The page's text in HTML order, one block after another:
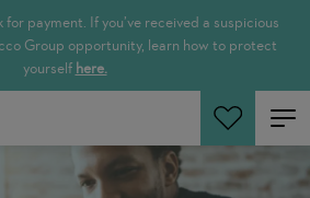
for payment. If you’ve received a suspicious
Group opportunity, learn how to protect
yourself here.
empregos